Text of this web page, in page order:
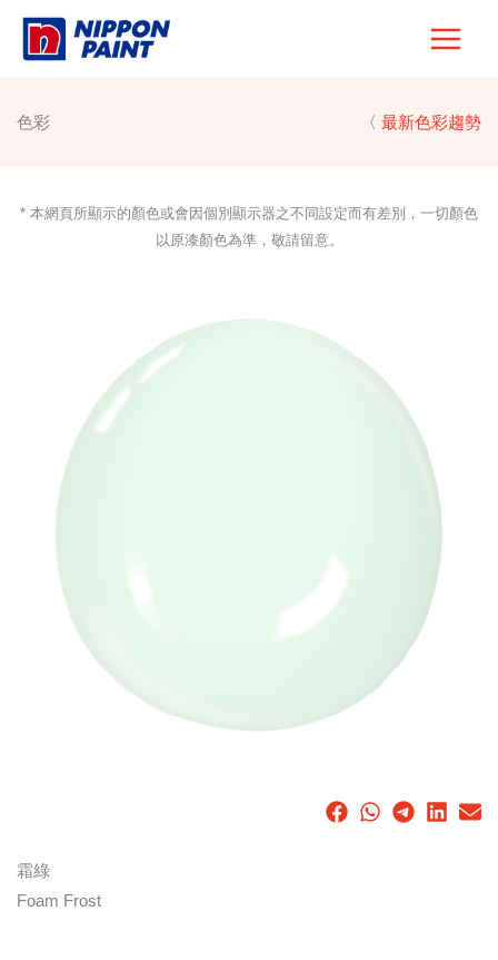
Skip
色彩 〈 最新色彩趨勢
* 本網頁所顯示的顏色或會因個別顯示器之不同設定而有差別，一切顏色
以原漆顏色為準，敬請留意。
霜綠
Foam Frost